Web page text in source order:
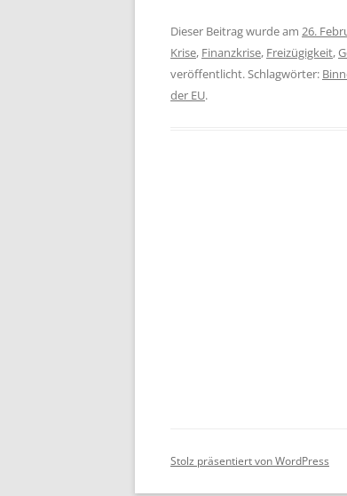
Dieser Beitrag wurde am 26.
Krise, Finanzkrise, Freizügigkeit,
veröffentlicht. Schlagwörter:
der EU.
Stolz präsentiert von WordPress